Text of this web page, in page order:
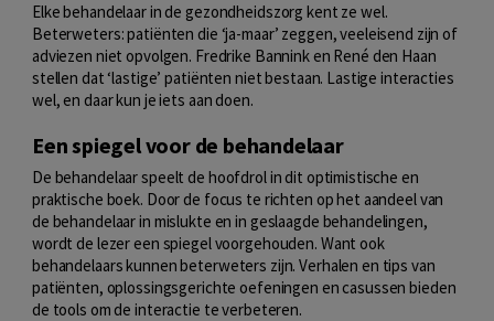
Elke behandelaar in de gezondheidszorg kent ze wel.
Beterweters: patiënten die ‘ja-maar’ zeggen, veeleisend zijn of
adviezen niet opvolgen. Fredrike Bannink en René den Haan
stellen dat ‘lastige’ patiënten niet bestaan. Lastige interacties
wel, en daar kun je iets aan doen.
Een spiegel voor de behandelaar
De behandelaar speelt de hoofdrol in dit optimistische en
praktische boek. Door de focus te richten op het aandeel van
de behandelaar in mislukte en in geslaagde behandelingen,
wordt de lezer een spiegel voorgehouden. Want ook
behandelaars kunnen beterweters zijn. Verhalen en tips van
patiënten, oplossingsgerichte oefeningen en casussen bieden
de tools om de interactie te verbeteren.